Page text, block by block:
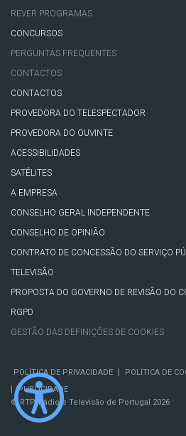
REVER PROGRAMAS
CONCURSOS
PERGUNTAS FREQUENTES
CONTACTOS
CONTACTOS
PROVEDORA DO TELESPECTADOR
PROVEDORA DO OUVINTE
ACESSIBILIDADES
SATÉLITES
A EMPRESA
CONSELHO GERAL INDEPENDENTE
CONSELHO DE OPINIÃO
CONTRATO DE CONCESSÃO DO SERVIÇO
TELEVISÃO
PROPOSTA DO GOVERNO DE REVISÃO DO
RGPD
GESTÃO DAS DEFINIÇÕES DE COOKIES
POLÍTICA DE PRIVACIDADE POLÍTICA DE
PUBLICIDADE
© RTP, Rádio e Televisão de Portugal 2026